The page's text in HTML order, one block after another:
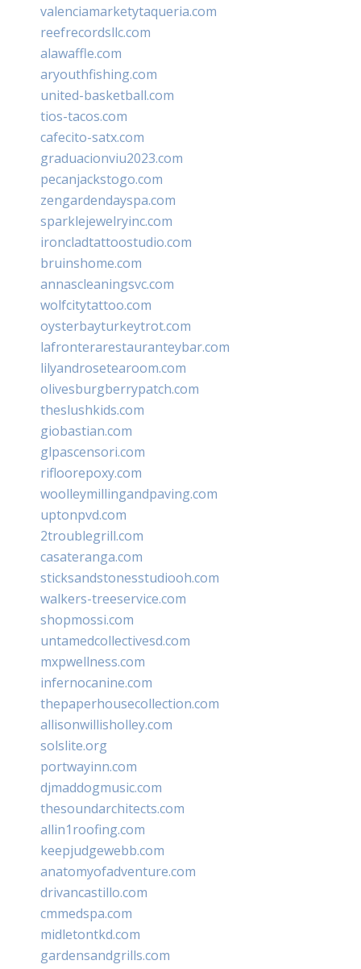
valenciamarketytaqueria.com
reefrecordsllc.com
alawaffle.com
aryouthfishing.com
united-basketball.com
tios-tacos.com
cafecito-satx.com
graduacionviu2023.com
pecanjackstogo.com
zengardendayspa.com
sparklejewelryinc.com
ironcladtattoostudio.com
bruinshome.com
annascleaningsvc.com
wolfcitytattoo.com
oysterbayturkeytrot.com
lafronterarestauranteybar.com
lilyandrosetearoom.com
olivesburgberrypatch.com
theslushkids.com
giobastian.com
glpascensori.com
rifloorepoxy.com
woolleymillingandpaving.com
uptonpvd.com
2troublegrill.com
casateranga.com
sticksandstonesstudiooh.com
walkers-treeservice.com
shopmossi.com
untamedcollectivesd.com
mxpwellness.com
infernocanine.com
thepaperhousecollection.com
allisonwillisholley.com
solslite.org
portwayinn.com
djmaddogmusic.com
thesoundarchitects.com
allin1roofing.com
keepjudgewebb.com
anatomyofadventure.com
drivancastillo.com
cmmedspa.com
midletontkd.com
gardensandgrills.com